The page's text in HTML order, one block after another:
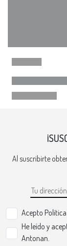
Al suscribirte
Acepto
He leído y
Antonan.